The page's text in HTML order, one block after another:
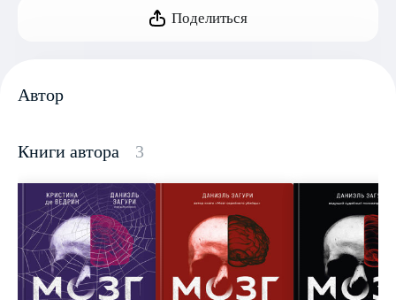
Поделиться
Автор
Книги автора 3